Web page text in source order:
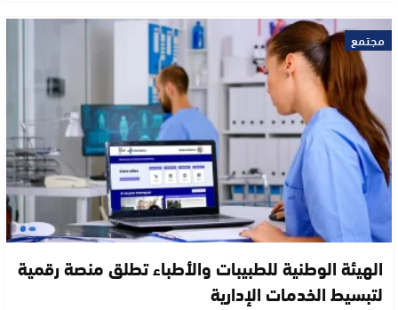
مجتمع
الهيئة الوطنية للطبيبات والأطباء تطلق منصة رقمية
لتبسيط الخدمات الإدارية